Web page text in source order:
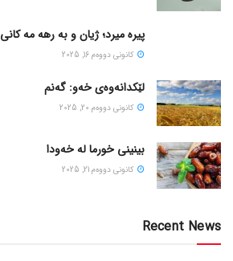
پیره میرد؛ ژیان و به رهه مه کانی
كانونی دووه‌م 16, 2025
لێکدانەوەی خەو: گەنم
كانونی دووه‌م 20, 2025
بینینی خورما لە خەودا
كانونی دووه‌م 21, 2025
Recent News